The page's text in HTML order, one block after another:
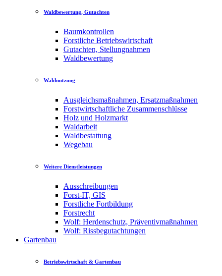
Waldbewertung, Gutachten
Baumkontrollen
Forstliche Betriebswirtschaft
Gutachten, Stellungnahmen
Waldbewertung
Waldnutzung
Ausgleichsmaßnahmen, Ersatzmaßnahmen
Forstwirtschaftliche Zusammenschlüsse
Holz und Holzmarkt
Waldarbeit
Waldbestattung
Wegebau
Weitere Dienstleistungen
Ausschreibungen
Forst-IT, GIS
Forstliche Fortbildung
Forstrecht
Wolf: Herdenschutz, Präventivmaßnahmen
Wolf: Rissbegutachtungen
Gartenbau
Betriebswirtschaft & Gartenbau